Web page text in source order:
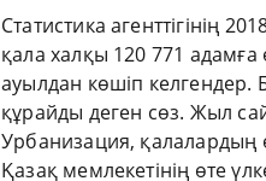
Статистика агенттігінің
қала халқы 120 771 адамға
ауылдан көшіп келгендер.
құрайды деген сөз. Жыл
Урбанизация, қалалардың
Қазақ мемлекетінің өте